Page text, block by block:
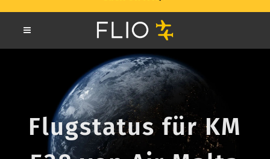
Flugstatus für KM